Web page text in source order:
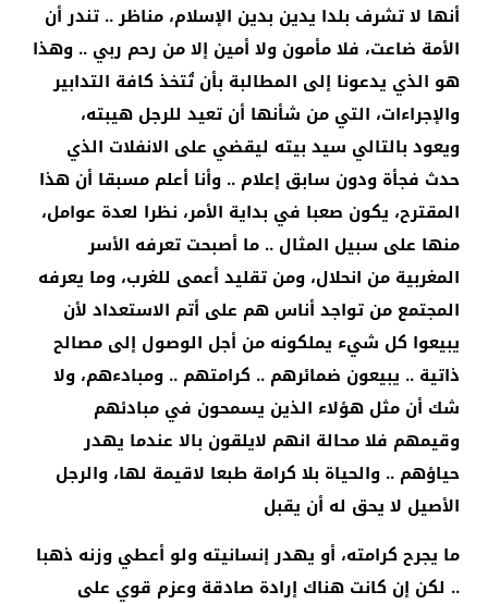
أنها لا تشرف بلدا يدين بدين الإسلام، مناظر .. تندر أن
الأمة ضاعت، فلا مأمون ولا أمين إلا من رحم ربي .. وهذا
هو الذي يدعونا إلى المطالبة بأن تُتخذ كافة التدابير
والإجراءات، التي من شأنها أن تعيد للرجل هيبته،
ويعود بالتالي سيد بيته ليقضي على الانفلات الذي
حدث فجأة ودون سابق إعلام .. وأنا أعلم مسبقا أن هذا
المقترح، يكون صعبا في بداية الأمر، نظرا لعدة عوامل،
منها على سبيل المثال .. ما أصبحت تعرفه الأسر
المغربية من انحلال، ومن تقليد أعمى للغرب، وما يعرفه
المجتمع من تواجد أناس هم على أتم الاستعداد لأن
يبيعوا كل شيء يملكونه من أجل الوصول إلى مصالح
ذاتية .. يبيعون ضمائرهم .. كرامتهم .. ومبادءهم، ولا
شك أن مثل هؤلاء الذين يسمحون في مبادئهم
وقيمهم فلا محالة انهم لايلقون بالا عندما يهدر
حياؤهم .. والحياة بلا كرامة طبعا لاقيمة لها، والرجل
الأصيل لا يحق له أن يقبل
ما يجرح كرامته، أو يهدر إنسانيته ولو أعطي وزنه ذهبا
.. لكن إن كانت هناك إرادة صادقة وعزم قوي على